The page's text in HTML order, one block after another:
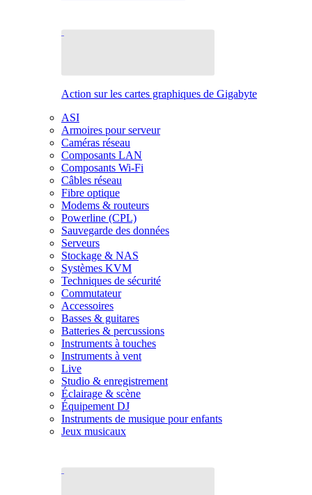
Action sur les cartes graphiques de Gigabyte
ASI
Armoires pour serveur
Caméras réseau
Composants LAN
Composants Wi-Fi
Câbles réseau
Fibre optique
Modems & routeurs
Powerline (CPL)
Sauvegarde des données
Serveurs
Stockage & NAS
Systèmes KVM
Techniques de sécurité
Commutateur
Accessoires
Basses & guitares
Batteries & percussions
Instruments à touches
Instruments à vent
Live
Studio & enregistrement
Éclairage & scène
Équipement DJ
Instruments de musique pour enfants
Jeux musicaux